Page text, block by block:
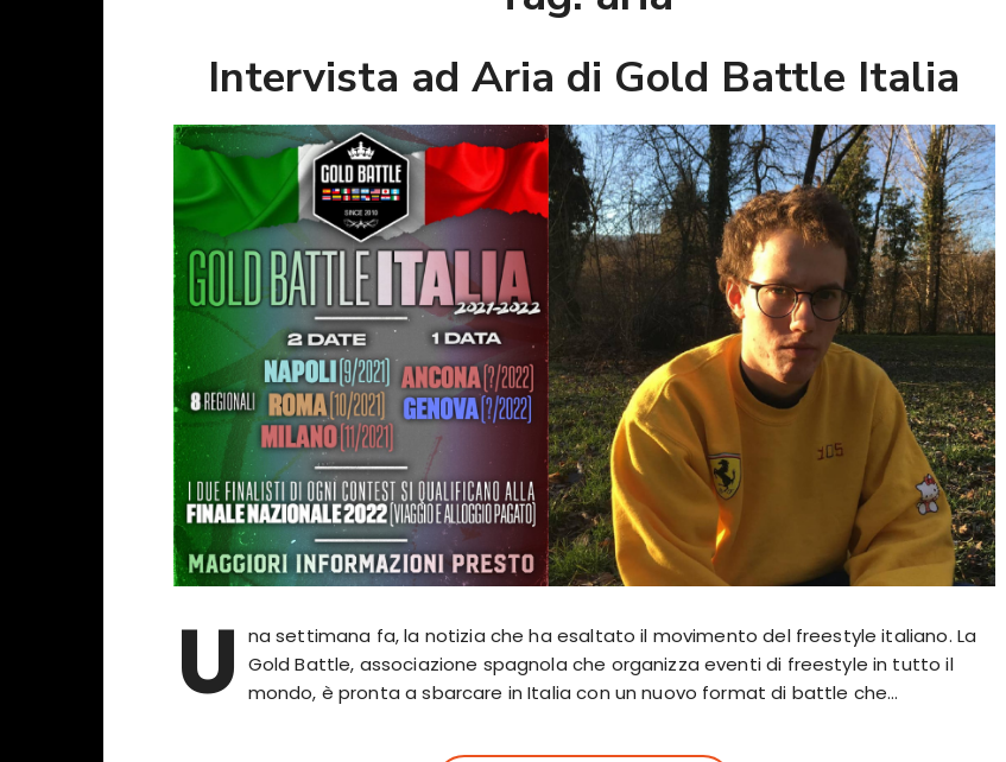
Intervista ad Aria di Gold Battle Italia
U na settimana fa, la notizia che ha esaltato il movimento del freestyle italiano. La
Gold Battle, associazione spagnola che organizza eventi di freestyle in tutto il
mondo, è pronta a sbarcare in Italia con un nuovo format di battle che…